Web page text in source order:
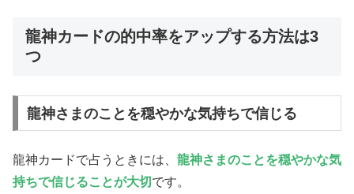
龍神カードの的中率をアップする方法は3
つ
龍神さまのことを穏やかな気持ちで信じる
龍神カードで占うときには、 龍神さまのことを穏やかな気
持ちで信じることが大切 です。